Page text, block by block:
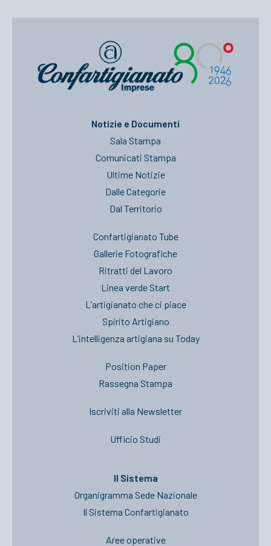
Notizie e Documenti
Sala Stampa
Comunicati Stampa
Ultime Notizie
Dalle Categorie
Dal Territorio
Confartigianato Tube
Gallerie Fotografiche
Ritratti del Lavoro
Linea verde Start
L’artigianato che ci piace
Spirito Artigiano
L’intelligenza artigiana su Today
Position Paper
Rassegna Stampa
Iscriviti alla Newsletter
Ufficio Studi
Il Sistema
Organigramma Sede Nazionale
Il Sistema Confartigianato
Aree operative